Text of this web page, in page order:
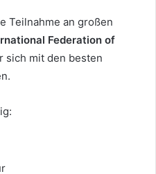
Teilnahme an großen
Federation of
sich mit den besten